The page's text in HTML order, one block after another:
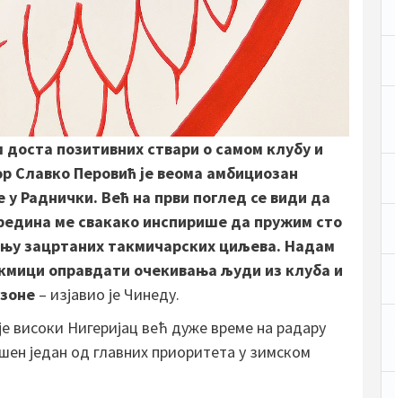
позитивних ствари о самом клубу и
Славко Перовић је веома амбициозан
у Раднички. Већ на први поглед се види да
ме свакако инспирише да пружим сто
зацртаних такмичарских циљева. Надам
оправдати очекивања људи из клуба и
– изјавио је Чинеду.
високи Нигеријац већ дуже време на радару
један од главних приоритета у зимском